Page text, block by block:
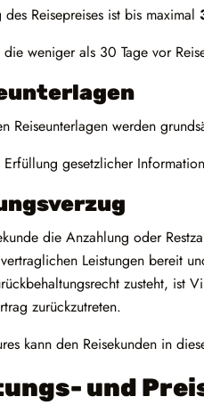
des Reisepreises ist bis maximal
weniger als 30 Tage vor
Reiseunterlagen werden
gesetzlicher
die Anzahlung oder
Leistungen bereit
zusteht, ist
zurückzutreten.
kann den Reisekunden in
und